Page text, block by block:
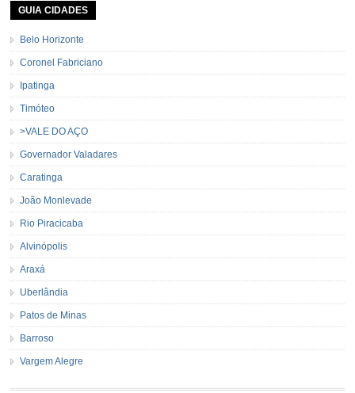
GUIA CIDADES
Belo Horizonte
Coronel Fabriciano
Ipatinga
Timóteo
>VALE DO AÇO
Governador Valadares
Caratinga
João Monlevade
Rio Piracicaba
Alvinópolis
Araxá
Uberlândia
Patos de Minas
Barroso
Vargem Alegre